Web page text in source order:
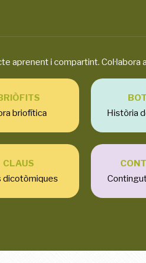
aprenent i compartint. Col·labora
briofítica
Història
CLAUS
dicotòmiques